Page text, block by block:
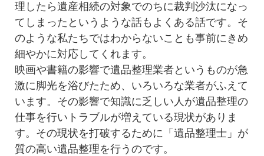
理したら遺産相続の対象でのちに裁判沙汰になっ
てしまったというような話もよくある話です。そ
のような私たちではわからないことも事前にきめ
細やかに対応してくれます。
映画や書籍の影響で遺品整理業者というものが急
激に脚光を浴びたため、いろいろな業者がふえて
います。その影響で知識に乏しい人が遺品整理の
仕事を行いトラブルが増えている現状がありま
す。その現状を打破するために「遺品整理士」が
質の高い遺品整理を行うのです。